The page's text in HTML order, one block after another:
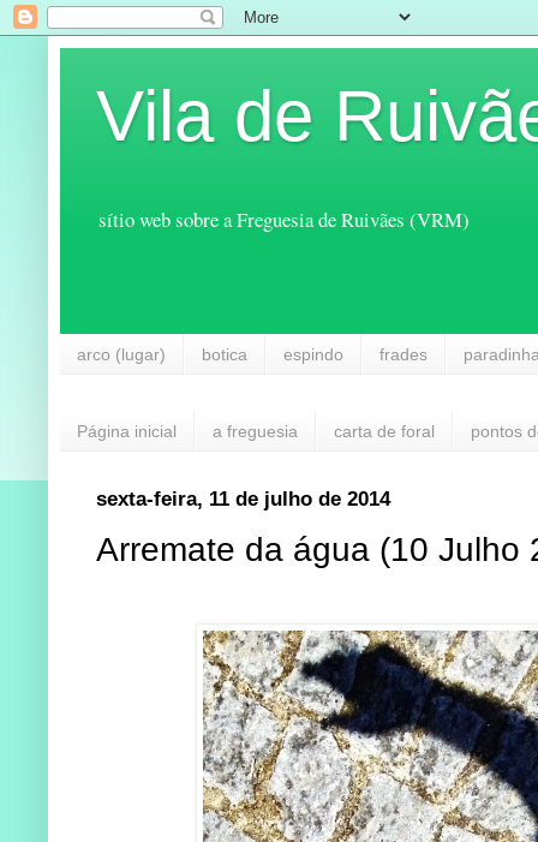
Vila de
sítio web sobre a Freguesia de Ruivães (VRM)
arco (lugar) botica espindo frades
Página inicial a freguesia carta de foral pontos
sexta-feira, 11 de julho de 2014
Arremate da água (10 Julho